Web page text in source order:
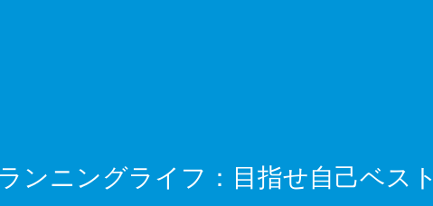
ランニングライフ：目指せ自己ベス